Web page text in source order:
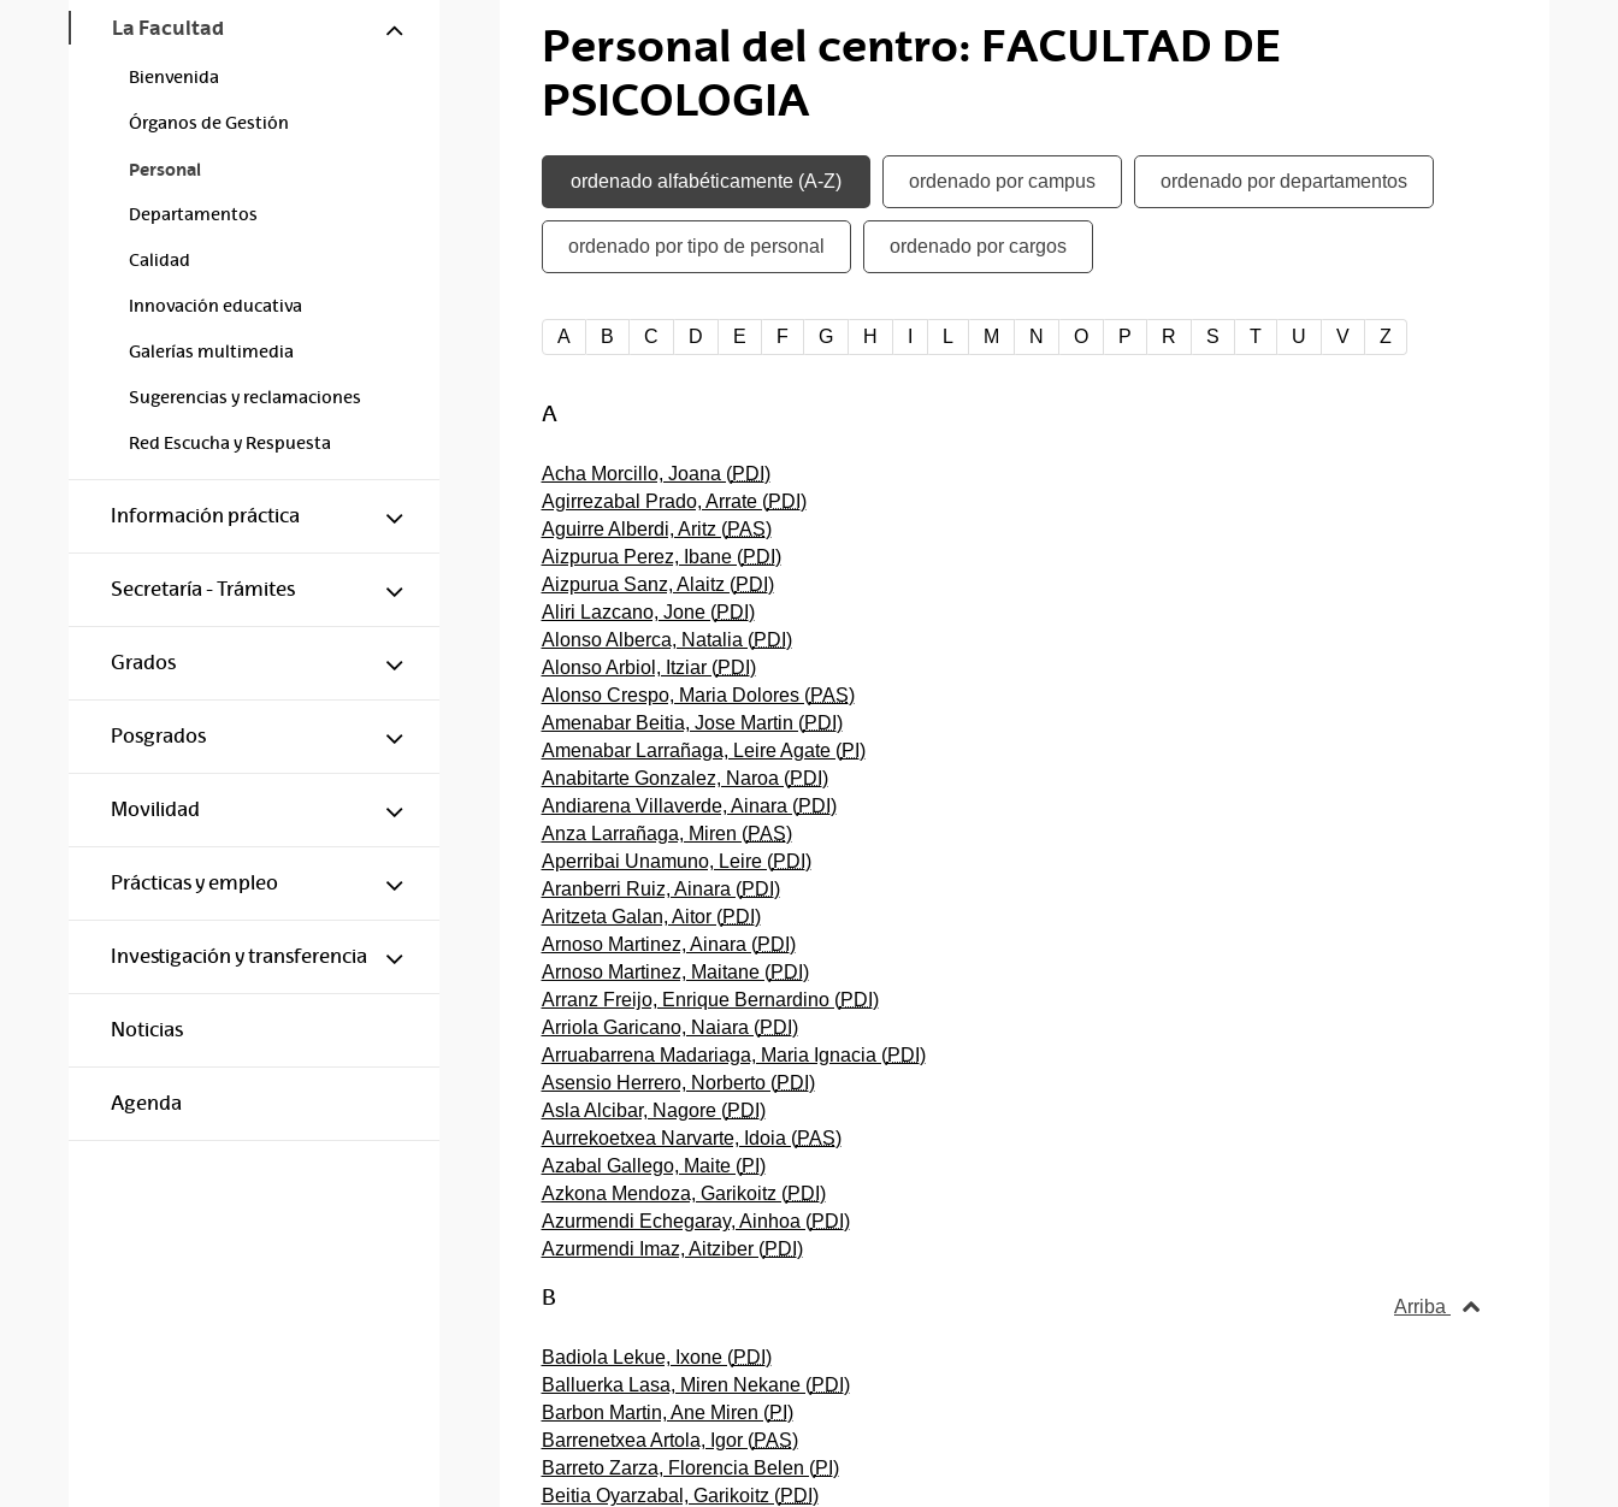
La Facultad Mostrar/ocultar subpáginas
Bienvenida
Órganos de Gestión
Personal
Departamentos
Calidad
Innovación educativa
Galerías multimedia
Sugerencias y reclamaciones
Red Escucha y Respuesta
Información práctica Mostrar/ocultar subpáginas
Secretaría - Trámites Mostrar/ocultar subpáginas
Grados Mostrar/ocultar subpáginas
Posgrados Mostrar/ocultar subpáginas
Movilidad Mostrar/ocultar subpáginas
Prácticas y empleo Mostrar/ocultar subpáginas
Investigación y transferencia Mostrar/ocultar subpáginas
Noticias
Agenda
Personal del centro: FACULTAD DE
PSICOLOGIA
ordenado alfabéticamente (A-Z) ordenado por campus ordenado por departamentos
ordenado por tipo de personal ordenado por cargos
ordenado alfabéticamente (A-Z)
A B C D E F G H L M N O P R S T U V Z
A
Acha Morcillo, Joana (PDI )
Agirrezabal Prado, Arrate (PDI )
Aguirre Alberdi, Aritz (PAS)
Aizpurua Perez, Ibane (PDI )
Aizpurua Sanz, Alaitz (PDI )
Aliri Lazcano, Jone (PDI )
Alonso Alberca, Natalia (PDI )
Alonso Arbiol, Itziar (PDI )
Alonso Crespo, Maria Dolores (PAS)
Amenabar Beitia, Jose Martin (PDI )
Amenabar Larrañaga, Leire Agate (PI )
Anabitarte Gonzalez, Naroa (PDI )
Andiarena Villaverde, Ainara (PDI )
Anza Larrañaga, Miren (PAS)
Aperribai Unamuno, Leire (PDI )
Aranberri Ruiz, Ainara (PDI )
Aritzeta Galan, Aitor (PDI )
Arnoso Martinez, Ainara (PDI )
Arnoso Martinez, Maitane (PDI )
Arranz Freijo, Enrique Bernardino (PDI )
Arriola Garicano, Naiara (PDI )
Arruabarrena Madariaga, Maria Ignacia (PDI )
Asensio Herrero, Norberto (PDI )
Asla Alcibar, Nagore (PDI )
Aurrekoetxea Narvarte, Idoia (PAS)
Azabal Gallego, Maite (PI )
Azkona Mendoza, Garikoitz (PDI )
Azurmendi Echegaray, Ainhoa (PDI )
Azurmendi Imaz, Aitziber (PDI )
Arriba
B
Badiola Lekue, Ixone (PDI )
Balluerka Lasa, Miren Nekane (PDI )
Barbon Martin, Ane Miren (PI )
Barrenetxea Artola, Igor (PAS)
Barreto Zarza, Florencia Belen (PI )
Beitia Oyarzabal, Garikoitz (PDI )